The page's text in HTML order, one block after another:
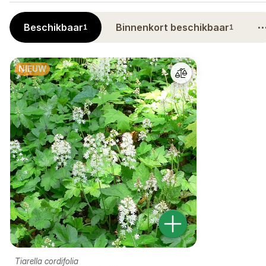
Beschikbaar1 Binnenkort beschikbaar1
NIEUW
Tiarella cordifolia